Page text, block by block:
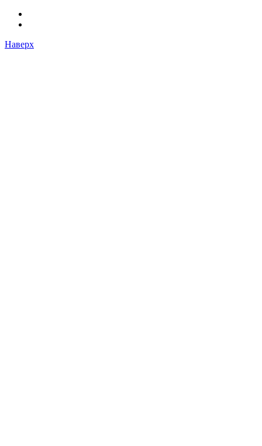
Наверх